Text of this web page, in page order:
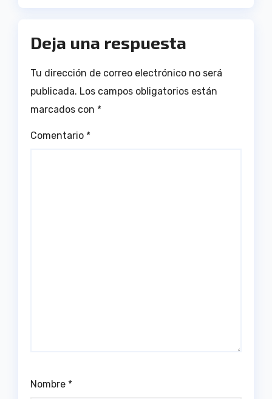
Deja una respuesta
Tu dirección de correo electrónico no será
publicada. Los campos obligatorios están
marcados con *
Comentario *
Nombre *